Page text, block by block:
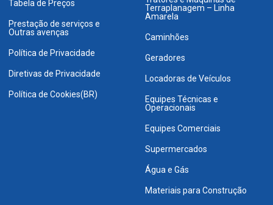
Tabela de Preços
Prestação de serviços e
Outras avenças
Política de Privacidade
Diretivas de Privacidade
Política de Cookies(BR)
Terraplanagem – Linha
Amarela
Caminhões
Geradores
Locadoras de Veículos
Equipes Técnicas e
Operacionais
Equipes Comerciais
Supermercados
Água e Gás
Materiais para Construção